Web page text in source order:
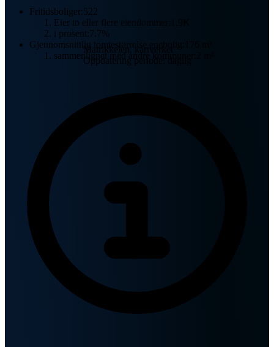
Fritidsboliger:522
Eier to eller flere eiendommer:
i prosent:7.7%
Gjennomsnittlig tomtestørrelse enebolig:
sammenlignet med andre kommuner:
Matrikkelen, kartverket
Oppdatering periode: daglig